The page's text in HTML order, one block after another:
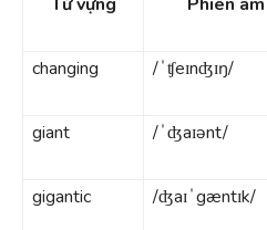
changing /ˈʧeɪnʤɪŋ/
giant /ˈʤaɪənt/
gigantic /ʤaɪˈgæntɪk/